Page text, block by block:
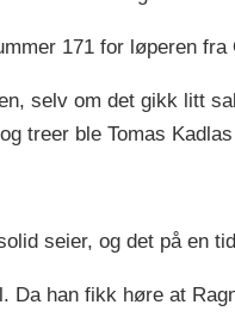
171 for løperen
selv om det gikk litt
treer ble Tomas
seier, og det på en
Da han fikk høre at